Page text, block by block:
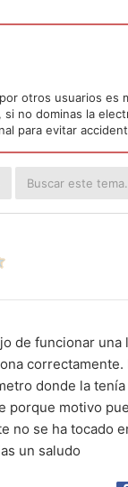
otros usuarios es
si no dominas la
para evitar
de funcionar una
correctamente.
donde la
porque motivo
no se ha tocado
un saludo